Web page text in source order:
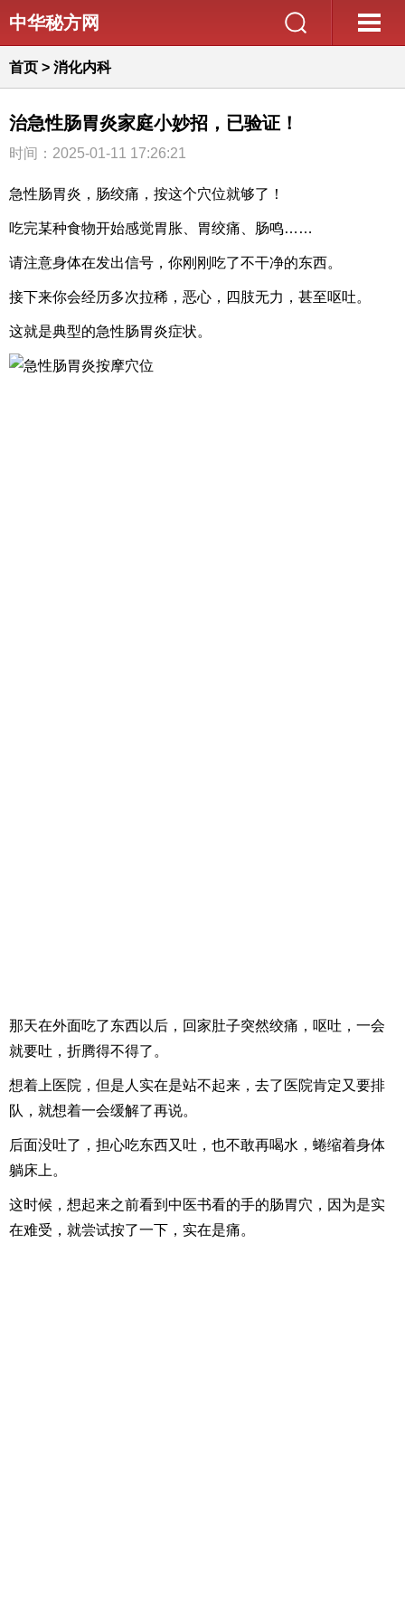
中华秘方网
首页 > 消化内科
治急性肠胃炎家庭小妙招，已验证！
时间：2025-01-11 17:26:21
急性肠胃炎，肠绞痛，按这个穴位就够了！
吃完某种食物开始感觉胃胀、胃绞痛、肠鸣……
请注意身体在发出信号，你刚刚吃了不干净的东西。
接下来你会经历多次拉稀，恶心，四肢无力，甚至呕吐。
这就是典型的急性肠胃炎症状。
那天在外面吃了东西以后，回家肚子突然绞痛，呕吐，一会
就要吐，折腾得不得了。
想着上医院，但是人实在是站不起来，去了医院肯定又要排
队，就想着一会缓解了再说。
后面没吐了，担心吃东西又吐，也不敢再喝水，蜷缩着身体
躺床上。
这时候，想起来之前看到中医书看的手的肠胃穴，因为是实
在难受，就尝试按了一下，实在是痛。